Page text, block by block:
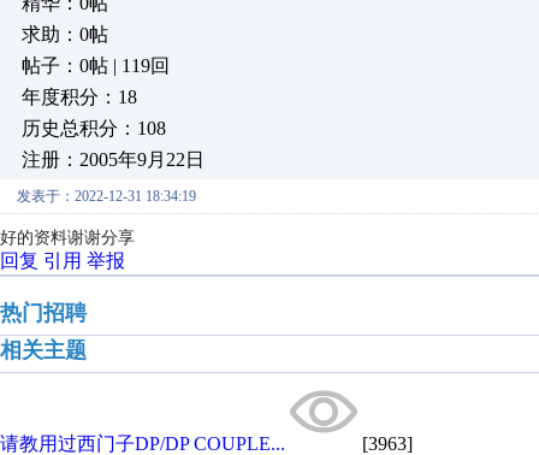
求助：0帖
帖子：0帖 | 119回
年度积分：18
历史总积分：108
注册：2005年9月22日
发表于：2022-12-31 18:34:19
好的资料谢谢分享
回复 引用 举报
热门招聘
相关主题
请教用过西门子DP/DP COUPLE... [3963]